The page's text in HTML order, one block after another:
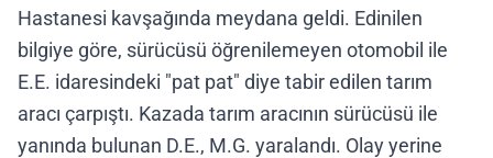
Hastanesi kavşağında meydana geldi. Edinilen
bilgiye göre, sürücüsü öğrenilemeyen otomobil ile
E.E. idaresindeki "pat pat" diye tabir edilen tarım
aracı çarpıştı. Kazada tarım aracının sürücüsü ile
yanında bulunan D.E., M.G. yaralandı. Olay yerine